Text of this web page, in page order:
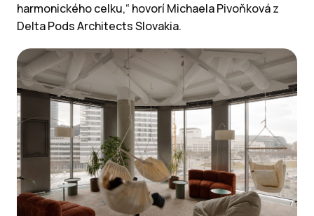
harmonického celku,“ hovorí Michaela Pivoňková z
Delta Pods Architects Slovakia.